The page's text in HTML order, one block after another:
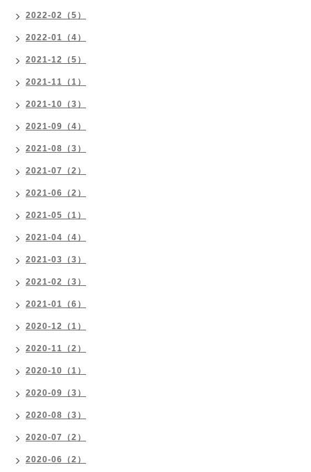
2022-02（5）
2022-01（4）
2021-12（5）
2021-11（1）
2021-10（3）
2021-09（4）
2021-08（3）
2021-07（2）
2021-06（2）
2021-05（1）
2021-04（4）
2021-03（3）
2021-02（3）
2021-01（6）
2020-12（1）
2020-11（2）
2020-10（1）
2020-09（3）
2020-08（3）
2020-07（2）
2020-06（2）